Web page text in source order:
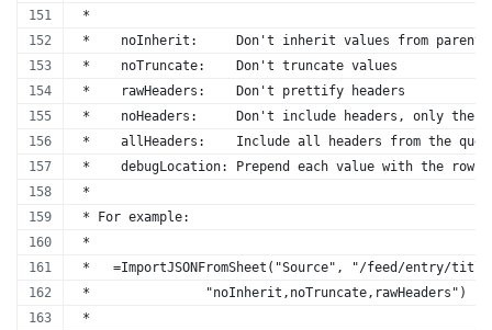
*
*    noInherit:     Don't inherit values from parent
*    noTruncate:    Don't truncate values
*    rawHeaders:    Don't prettify headers
*    noHeaders:     Don't include headers, only the
*    allHeaders:    Include all headers from the
*    debugLocation: Prepend each value with the row
*
* For example:
*
*   =ImportJSONFromSheet("Source", "/feed/entry/
*               "noInherit,noTruncate,rawHeaders")
*